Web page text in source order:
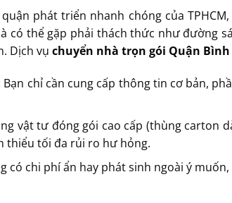
phát triển nhanh chóng của
có thể gặp phải thách thức như đường
Dịch vụ chuyển nhà trọn gói Quận Bình
Bạn chỉ cần cung cấp thông tin cơ bản,
vật tư đóng gói cao cấp (thùng carton
thiểu tối đa rủi ro hư hỏng.
có chi phí ẩn hay phát sinh ngoài ý